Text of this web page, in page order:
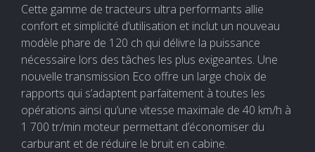
Cette gamme de tracteurs ultra performants allie
confort et simplicité d’utilisation et inclut un nouveau
modèle phare de 120 ch qui délivre la puissance
nécessaire lors des tâches les plus exigeantes. Une
nouvelle transmission Eco offre un large choix de
rapports qui s’adaptent parfaitement à toutes les
opérations ainsi qu’une vitesse maximale de 40 km/h à
1 700 tr/min moteur permettant d’économiser du
carburant et de réduire le bruit en cabine.